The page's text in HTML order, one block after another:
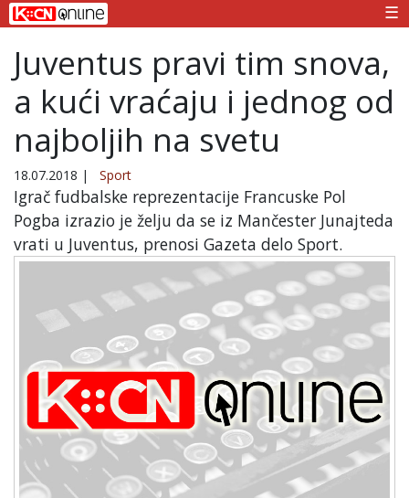
☰
Juventus pravi tim snova,
a kući vraćaju i jednog od
najboljih na svetu
18.07.2018 | Sport
Igrač fudbalske reprezentacije Francuske Pol
Pogba izrazio je želju da se iz Mančester Junajteda
vrati u Juventus, prenosi Gazeta delo Sport.